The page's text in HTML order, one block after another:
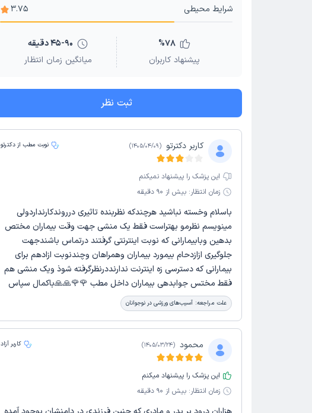
شرایط محیطی 3.75
%78
پیشنهاد کاربران
45-90 دقیقه
میانگین زمان انتظار
ثبت نظر
کاربر دکترتو (
1405/04/09
) نوبت مطب از دکترتو
این پزشک را پیشنهاد نمیکنم
زمان انتظار: بیش از 90 دقیقه
باسلام وخسته نباشید هرچندکه نظربنده تاثیری درروندکارنداردولی
مینویسم نظرمو بهتراست فقط یک منشی جهت وقت بیماران مختص
بدهین وبابیمارانی که نوبت اینترنتی گرفتند درتماس باشندجهت
جلوگیری ازازدحام بیمورد بیماران وهمراهان وچندنوبت ازادهم برای
بیمارانی که دسترسی زه اینترنت ندارنددرنظرگرفته شوذ ویک منشی هم
فقط مختس جوابدهی بیماران داخل مطب 🌹🌹🙏🙏باکمال سپاس
علت مراجعه: آسیب‌های ورزشی در نوجوانان
محمود (
1405/03/24
) کاربر آزاد
این پزشک را پیشنهاد میکنم
زمان انتظار: بیش از 90 دقیقه